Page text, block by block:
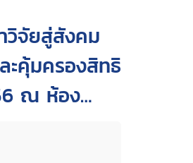
วิจัยสู่สังคม
ะคุ้มครองสิทธิ
ณ ห้อง
แห่งชาติ